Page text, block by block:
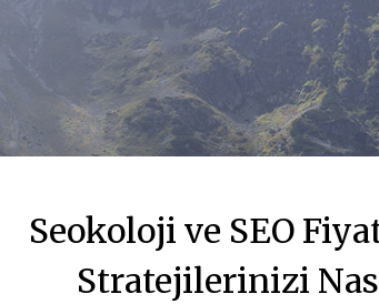
Seokoloji ve SEO
Stratejilerinizi